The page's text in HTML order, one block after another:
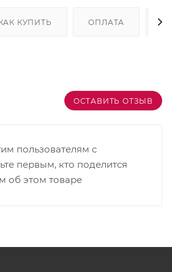
КУПИТЬ ОПЛАТА
ОСТАВИТЬ ОТЗЫВ
пользователям с
первым, кто поделится
об этом товаре